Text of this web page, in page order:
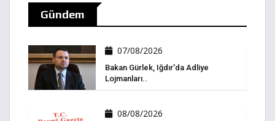
Gündem
07/08/2026
Bakan Gürlek, Iğdır'da Adliye
Lojmanları..
08/08/2026